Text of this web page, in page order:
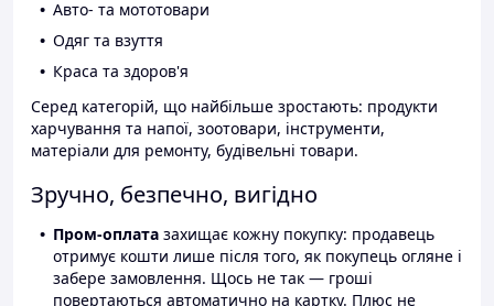
Авто- та мототовари
Одяг та взуття
Краса та здоров'я
Серед категорій, що найбільше зростають: продукти
харчування та напої, зоотовари, інструменти,
матеріали для ремонту, будівельні товари.
Зручно, безпечно, вигідно
Пром-оплата захищає кожну покупку: продавець
отримує кошти лише після того, як покупець огляне і
забере замовлення. Щось не так — гроші
повертаються автоматично на картку. Плюс не